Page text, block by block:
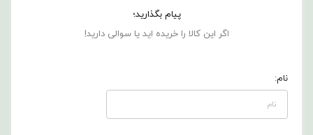
پیام بگذارید؛
اگر این کالا را خریده اید یا سوالی دارید!
نام: